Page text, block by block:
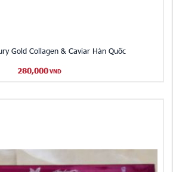
Gold Collagen & Caviar Hàn Quốc
280,000 VND